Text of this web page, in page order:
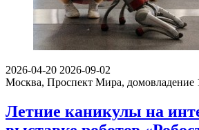
2026-04-20 2026-09-02
Москва, Проспект Мира, домовладение
Летние каникулы на